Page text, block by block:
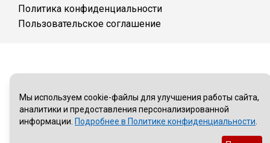
Политика конфиденциальности
Пользовательское соглашение
Мы используем cookie-файлы для улучшения работы сайта,
аналитики и предоставления персонализированной
информации. Подробнее в Политике конфиденциальности